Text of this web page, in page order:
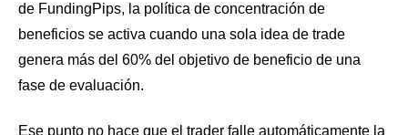
de FundingPips, la política de concentración de
beneficios se activa cuando una sola idea de trade
genera más del 60% del objetivo de beneficio de una
fase de evaluación.
Ese punto no hace que el trader falle automáticamente la